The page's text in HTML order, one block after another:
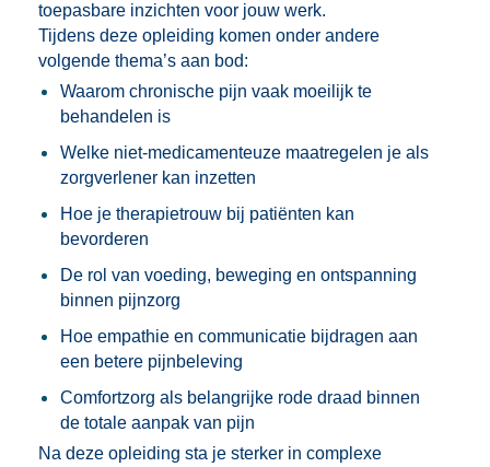
toepasbare inzichten voor jouw werk.
Tijdens deze opleiding komen onder andere
volgende thema’s aan bod:
Waarom chronische pijn vaak moeilijk te
behandelen is
Welke niet-medicamenteuze maatregelen je als
zorgverlener kan inzetten
Hoe je therapietrouw bij patiënten kan
bevorderen
De rol van voeding, beweging en ontspanning
binnen pijnzorg
Hoe empathie en communicatie bijdragen aan
een betere pijnbeleving
Comfortzorg als belangrijke rode draad binnen
de totale aanpak van pijn
Na deze opleiding sta je sterker in complexe